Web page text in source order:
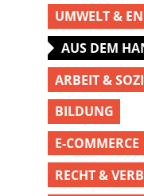
UMWELT &
AUS DEM
ARBEIT &
BILDUNG
E-COMMERCE
RECHT &